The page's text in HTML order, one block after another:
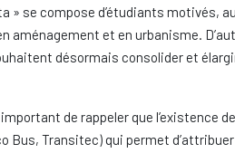
» se compose d’étudiants motivés,
aménagement et en urbanisme.
désormais consolider et
de rappeler que l’existence
Bus, Transitec) qui permet